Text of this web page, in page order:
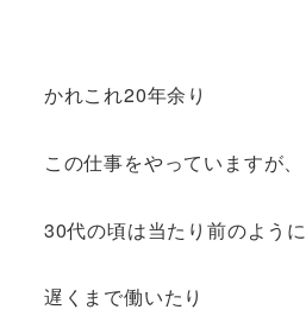
かれこれ20年余り
この仕事をやっていますが、
30代の頃は当たり前のように
遅くまで働いたり